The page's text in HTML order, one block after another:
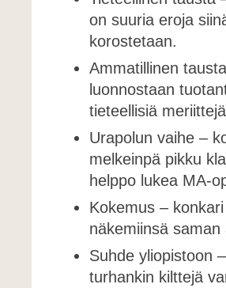
on suuria eroja
korostetaan.
Ammatillinen
luonnostaan
tieteellisiä
Urapolun vaihe –
melkeinpä pikku
helppo lukea MA-
Kokemus –
näkemiinsä
Suhde yliopistoon
turhankin kilttejä